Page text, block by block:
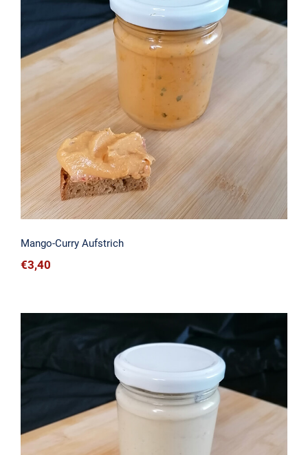
Mango-Curry Aufstrich
Mango-Curry Aufstrich
€3,40
Humus Aufstrich (Natur)